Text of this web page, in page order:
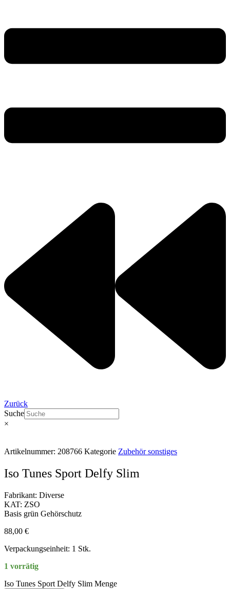
Zurück
Suche
×
Artikelnummer: 208766 Kategorie Zubehör sonstiges
Iso Tunes Sport Delfy Slim
Fabrikant: Diverse
KAT: ZSO
Basis grün Gehörschutz
88,00 €
Verpackungseinheit: 1 Stk.
1 vorrätig
Iso Tunes Sport Delfy Slim Menge